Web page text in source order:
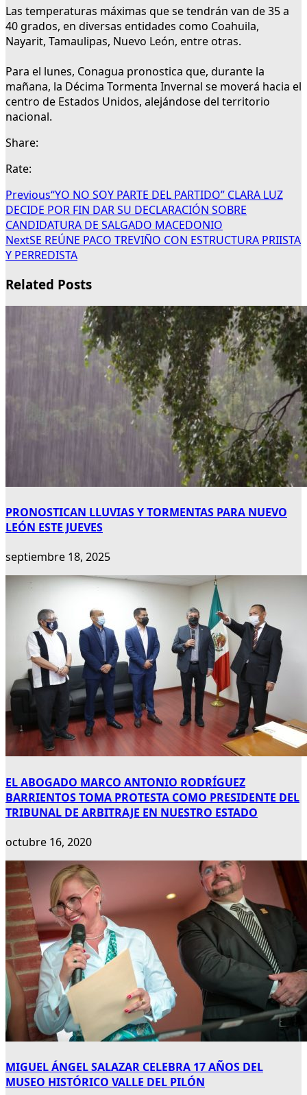
Las temperaturas máximas que se tendrán van de 35 a
40 grados, en diversas entidades como Coahuila,
Nayarit, Tamaulipas, Nuevo León, entre otras.
Para el lunes, Conagua pronostica que, durante la
mañana, la Décima Tormenta Invernal se moverá hacia el
centro de Estados Unidos, alejándose del territorio
nacional.
Share:
Rate:
Previous“YO NO SOY PARTE DEL PARTIDO” CLARA LUZ
DECIDE POR FIN DAR SU DECLARACIÓN SOBRE
CANDIDATURA DE SALGADO MACEDONIO
NextSE REÚNE PACO TREVIÑO CON ESTRUCTURA PRIISTA
Y PERREDISTA
Related Posts
PRONOSTICAN LLUVIAS Y TORMENTAS PARA NUEVO
LEÓN ESTE JUEVES
septiembre 18, 2025
EL ABOGADO MARCO ANTONIO RODRÍGUEZ
BARRIENTOS TOMA PROTESTA COMO PRESIDENTE DEL
TRIBUNAL DE ARBITRAJE EN NUESTRO ESTADO
octubre 16, 2020
MIGUEL ÁNGEL SALAZAR CELEBRA 17 AÑOS DEL
MUSEO HISTÓRICO VALLE DEL PILÓN